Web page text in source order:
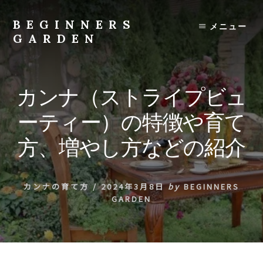
content
BEGINNERS
GARDEN
の
種
類
や
育
て
方
の
紹
介
を
行
メニュー
カンナ（ストライプビュ
ーティー）の特徴や育て
方、増やし方などの紹介
カンナの育て方/ 2024年3月8日 by BEGINNERS
GARDEN